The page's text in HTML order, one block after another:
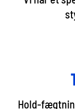
Hold-